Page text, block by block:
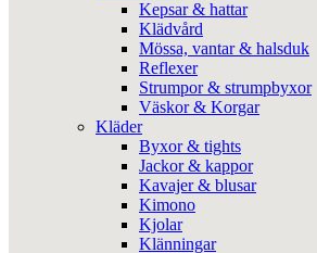
Kepsar & hattar
Klädvård
Mössa, vantar & halsduk
Reflexer
Strumpor & strumpbyxor
Väskor & Korgar
Kläder
Byxor & tights
Jackor & kappor
Kavajer & blusar
Kimono
Kjolar
Klänningar